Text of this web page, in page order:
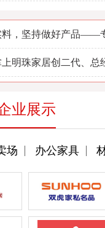
料，坚持做好产品——
明珠家居创二代、总
业展示
场 办公家具